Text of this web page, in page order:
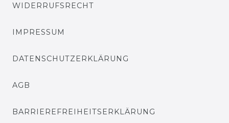
WIDERRUFSRECHT
IMPRESSUM
DATENSCHUTZERKLÄRUNG
AGB
BARRIEREFREIHEITSERKLÄRUNG